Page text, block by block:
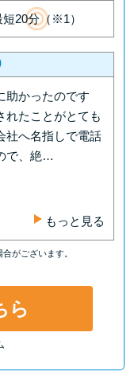
借入があると
ックの口コミ
ローンの問い
短20分（※1）
助かったのです
れたことがとても
社へ名指しで電話
で、絶…
もっと見る
がございます。
ら